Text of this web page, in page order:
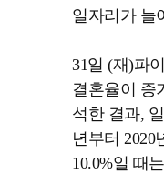
일자리가 늘
31일 (재)파
결혼율이 증
석한 결과,
년부터
10.0%일 때